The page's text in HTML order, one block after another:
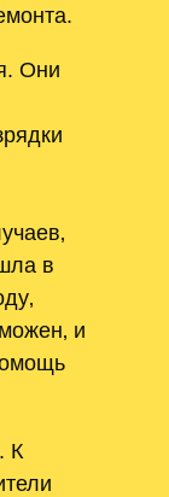
Они
в
и
К